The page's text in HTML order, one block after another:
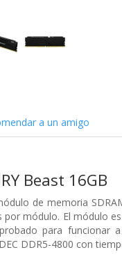
a un amigo
Beast 16GB
de memoria
módulo. El módulo
para funcionar
DDR5-4800 con